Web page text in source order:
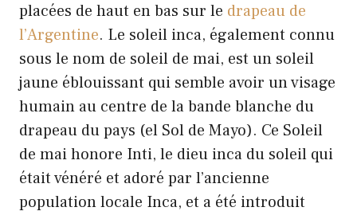
placées de haut en bas sur le drapeau de
l’Argentine. Le soleil inca, également connu
sous le nom de soleil de mai, est un soleil
jaune éblouissant qui semble avoir un visage
humain au centre de la bande blanche du
drapeau du pays (el Sol de Mayo). Ce Soleil
de mai honore Inti, le dieu inca du soleil qui
était vénéré et adoré par l’ancienne
population locale Inca, et a été introduit